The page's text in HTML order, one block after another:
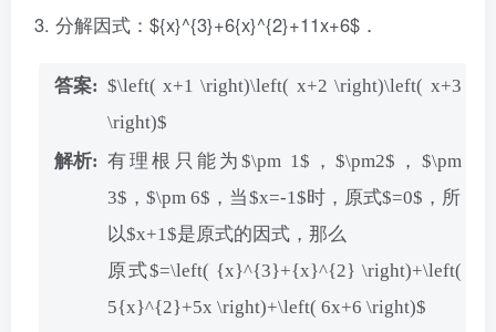
分解因式：${x}^{3}+6{x}^{2}+11x+6$．
$\left( x+1 \right)\left( x+2 \right)\left( x+3
\right)$
有理根只能为$\pm 1$，$\pm2$，$\pm
3$，$\pm 6$，当$x=-1$时，原式$=0$，所
以$x+1$是原式的因式，那么
原式$=\left( {x}^{3}+{x}^{2} \right)+\left(
5{x}^{2}+5x \right)+\left( 6x+6 \right)$